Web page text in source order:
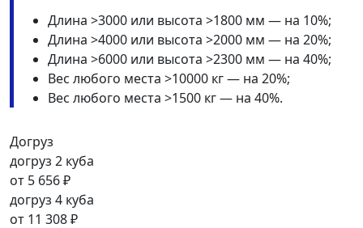
Длина >3000 или высота >1800 мм — на 10%;
Длина >4000 или высота >2000 мм — на 20%;
Длина >6000 или высота >2300 мм — на 40%;
Вес любого места >10000 кг — на 20%;
Вес любого места >1500 кг — на 40%.
Догруз
догруз 2 куба
от 5 656 ₽
догруз 4 куба
от 11 308 ₽